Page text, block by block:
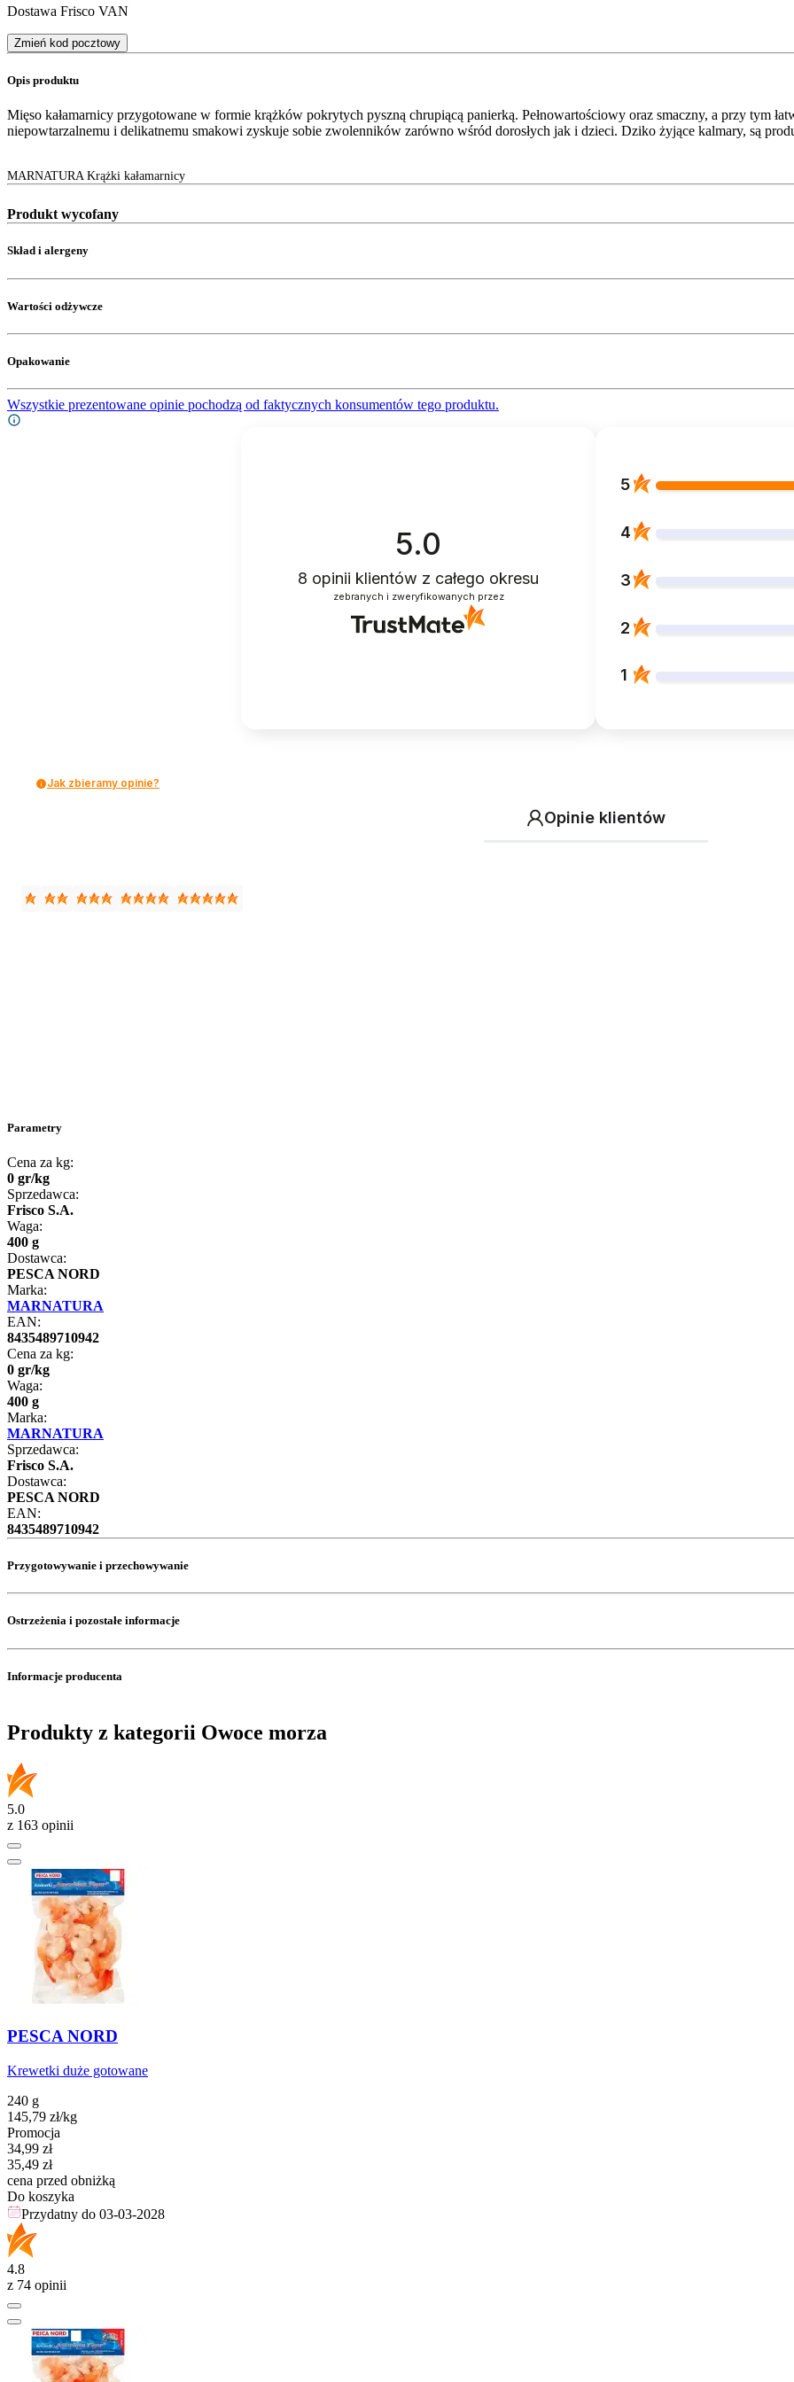
Dostawa Frisco VAN
Zmień kod pocztowy
Opis produktu
Mięso kałamarnicy przygotowane w formie krążków pokrytych pyszną chrupiącą panierką. Pełnowartościowy oraz smaczny, a przy tym
niepowtarzalnemu i delikatnemu smakowi zyskuje sobie zwolenników zarówno wśród dorosłych jak i dzieci. Dziko żyjące kalmary, są
MARNATURA Krążki kałamarnicy
Produkt wycofany
Skład i alergeny
Wartości odżywcze
Opakowanie
Wszystkie prezentowane opinie pochodzą od faktycznych konsumentów tego produktu.
5.0
8 opinii klientów z całego okresu
zebranych i zweryfikowanych przez
5
4
3
2
1
Jak zbieramy opinie?
Opinie klientów
Parametry
Cena za kg:
0 gr/kg
Sprzedawca:
Frisco S.A.
Waga:
400 g
Dostawca:
PESCA NORD
Marka:
MARNATURA
EAN:
8435489710942
Cena za kg:
0 gr/kg
Waga:
400 g
Marka:
MARNATURA
Sprzedawca:
Frisco S.A.
Dostawca:
PESCA NORD
EAN:
8435489710942
Przygotowywanie i przechowywanie
Ostrzeżenia i pozostałe informacje
Informacje producenta
Produkty z kategorii Owoce morza
5.0
z 163 opinii
PESCA NORD
Krewetki duże gotowane
240 g
145,79 zł/kg
Promocja
Cena promocyjna
34,99 zł
35,49 zł
cena przed obniżką
Do koszyka
Przydatny do 03-03-2028
4.8
z 74 opinii